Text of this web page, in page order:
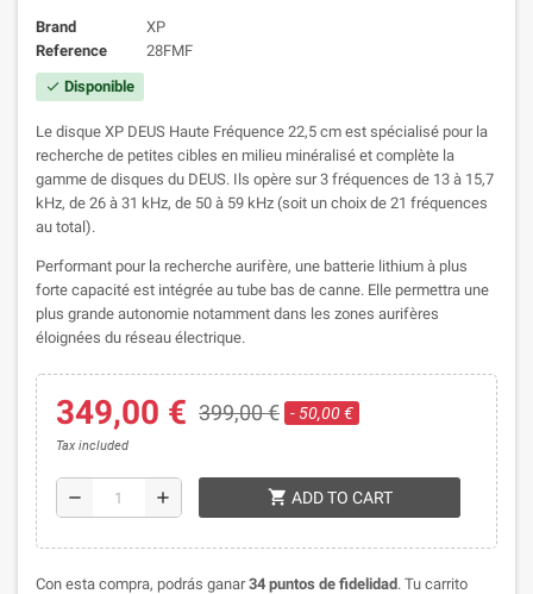
Brand
XP
Reference
28FMF
check Disponible
Le disque XP DEUS Haute Fréquence 22,5 cm est spécialisé pour la
recherche de petites cibles en milieu minéralisé et complète la
gamme de disques du DEUS. Ils opère sur 3 fréquences de 13 à 15,7
kHz, de 26 à 31 kHz, de 50 à 59 kHz (soit un choix de 21 fréquences
au total).
Performant pour la recherche aurifère, une batterie lithium à plus
forte capacité est intégrée au tube bas de canne. Elle permettra une
plus grande autonomie notamment dans les zones aurifères
éloignées du réseau électrique.
349,00 € 399,00 € - 50,00 €
Tax included
remove add shopping_cart ADD TO CART
Con esta compra, podrás ganar34 puntos de fidelidad. Tu carrito